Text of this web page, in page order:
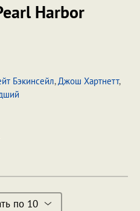
Harbor
Бэкинсейл,Джош Хартнетт,
по 10